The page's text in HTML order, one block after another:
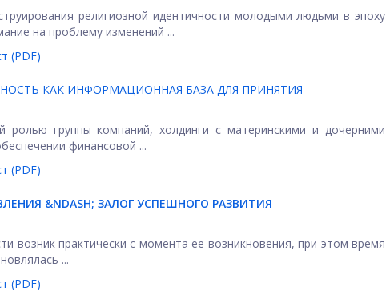
религиозной идентичности молодыми людьми в эпоху
на проблему изменений ...
(PDF)
КАК ИНФОРМАЦИОННАЯ БАЗА ДЛЯ ПРИНЯТИЯ
ролью группы компаний, холдинги с материнскими и дочерними
финансовой ...
(PDF)
&NDASH; ЗАЛОГ УСПЕШНОГО РАЗВИТИЯ
возник практически с момента ее возникновения, при этом время
...
(PDF)